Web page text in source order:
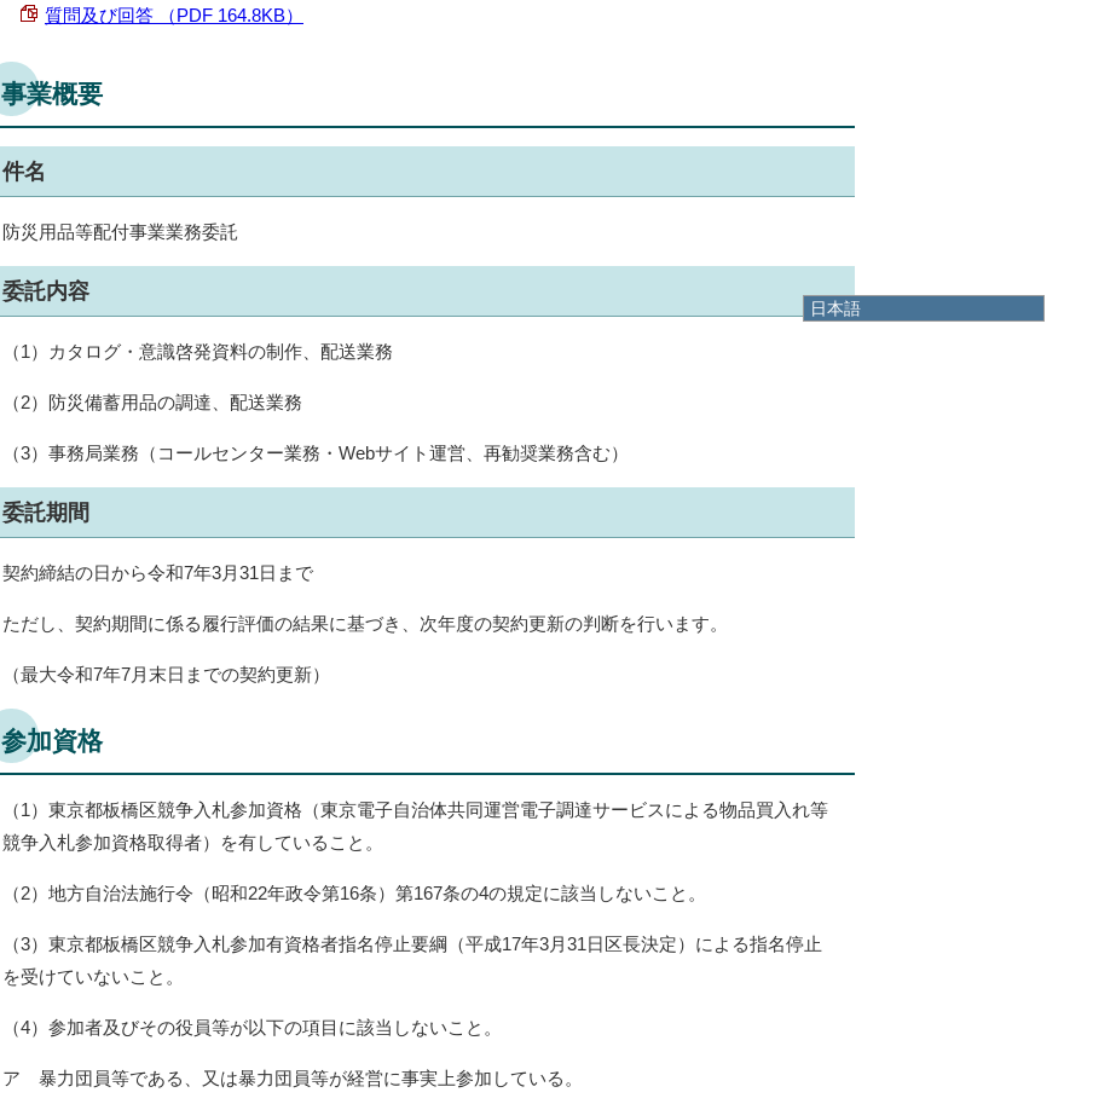
日本語
質問及び回答 （PDF 164.8KB）
事業概要
件名
防災用品等配付事業業務委託
委託内容
（1）カタログ・意識啓発資料の制作、配送業務
（2）防災備蓄用品の調達、配送業務
（3）事務局業務（コールセンター業務・Webサイト運営、再勧奨業務含む）
委託期間
契約締結の日から令和7年3月31日まで
ただし、契約期間に係る履行評価の結果に基づき、次年度の契約更新の判断を行います。
（最大令和7年7月末日までの契約更新）
参加資格
（1）東京都板橋区競争入札参加資格（東京電子自治体共同運営電子調達サービスによる物品買入れ等
競争入札参加資格取得者）を有していること。
（2）地方自治法施行令（昭和22年政令第16条）第167条の4の規定に該当しないこと。
（3）東京都板橋区競争入札参加有資格者指名停止要綱（平成17年3月31日区長決定）による指名停止
を受けていないこと。
（4）参加者及びその役員等が以下の項目に該当しないこと。
ア 暴力団員等である、又は暴力団員等が経営に事実上参加している。